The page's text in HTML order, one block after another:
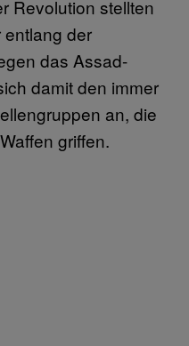
Revolution stellten
der
das Assad-
damit den immer
an, die
griffen.